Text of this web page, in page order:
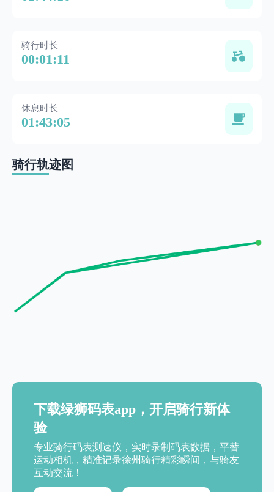
骑行时长
00:01:11
休息时长
01:43:05
骑行轨迹图
下载绿狮码表app，开启骑行新体
验
专业骑行码表测速仪，实时录制码表数据，平替
运动相机，精准记录徐州骑行精彩瞬间，与骑友
互动交流！